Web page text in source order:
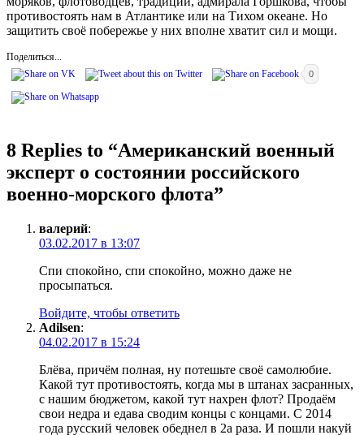
противостоять нам в Атлантике или на Тихом океане. Но
защитить своё побережье у них вполне хватит сил и мощи.
Поделиться...
0
8 Replies to “Американский военный
эксперт о состоянии российского
военно-морского флота”
валерий:
03.02.2017 в 13:07
Спи спокойно, спи спокойно, можно даже не
просыпаться.
Войдите, чтобы ответить
Adilsen:
04.02.2017 в 15:24
Блёва, причём полная, ну потешьте своё самолюбие.
Какой тут противостоять, когда мы в штанах засранных,
с нашим бюджетом, какой тут нахрен флот? Продаём
свои недра и едава сводим концы с концами. С 2014
года русский человек обеднел в 2а раза. И пошли накуй